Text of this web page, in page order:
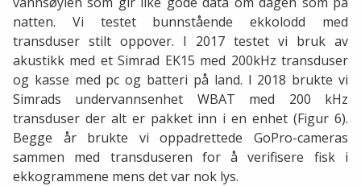
natten. Vi testet bunnstående ekkolodd med
transduser stilt oppover. I 2017 testet vi bruk av
akustikk med et Simrad EK15 med 200kHz transduser
og kasse med pc og batteri på land. I 2018 brukte vi
Simrads undervannsenhet WBAT med 200 kHz
transduser der alt er pakket inn i en enhet (Figur 6).
Begge år brukte vi oppadrettede GoPro-cameras
sammen med transduseren for å verifisere fisk i
ekkogrammene mens det var nok lys.